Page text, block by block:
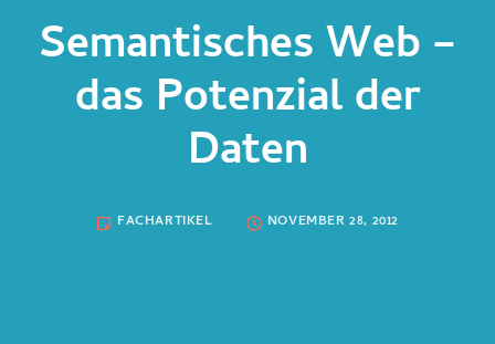
Semantisches Web –
das Potenzial der
Daten
FACHARTIKEL NOVEMBER 28, 2012